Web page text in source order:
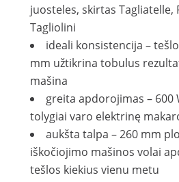
juosteles, skirtas Tagliatelle,
Tagliolini
ideali konsistencija –
mm užtikrina tobulus
mašina
greita apdorojimas – 600
tolygiai varo elektrinę
aukšta talpa – 260 mm
iškočiojimo mašinos volai
tešlos kiekius vienu metu